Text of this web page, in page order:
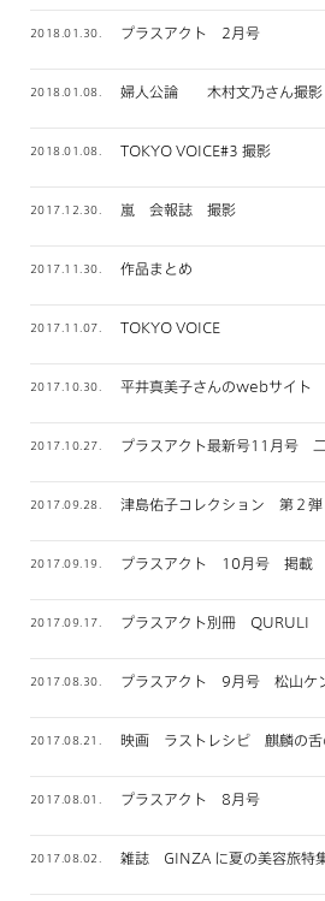
2018.01.30. プラスアクト 2月号
2018.01.08. 婦人公論 木村文乃さん撮影
2018.01.08. TOKYO VOICE#3 撮影
2017.12.30. 嵐 会報誌 撮影
2017.11.30. 作品まとめ
2017.11.07. TOKYO VOICE
2017.10.30. 平井真美子さんのwebサイト
2017.10.27. プラスアクト最新号11月号
2017.09.28. 津島佑子コレクション 第２弾
2017.09.19. プラスアクト 10月号 掲載
2017.09.17. プラスアクト別冊 QURULI
2017.08.30. プラスアクト 9月号 松山ケ
2017.08.21. 映画 ラストレシピ 麒麟の舌
2017.08.01. プラスアクト 8月号
2017.08.02. 雑誌 GINZA に夏の美容旅特